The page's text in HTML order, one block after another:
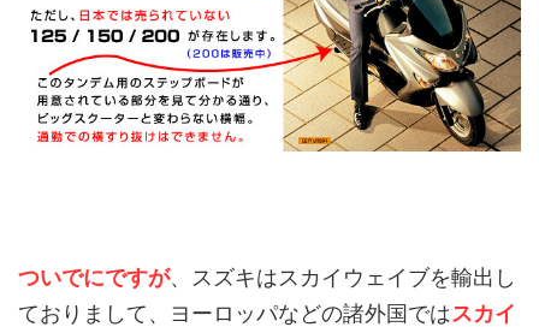
ついでにですが、スズキはスカイウェイブを輸出し
ておりまして、ヨーロッパなどの諸外国ではスカイ